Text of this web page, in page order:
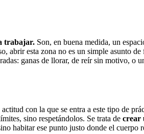
trabajar. Son, en buena medida, un
abrir esta zona no es un simple
ganas de llorar, de reír sin motivo,
con la que se entra a este tipo de
sino respetándolos. Se trata de crear
habitar ese punto justo donde el cuerpo